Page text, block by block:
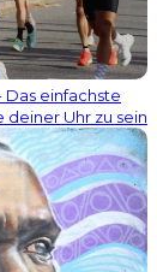
Das einfachste
deiner Uhr zu sein